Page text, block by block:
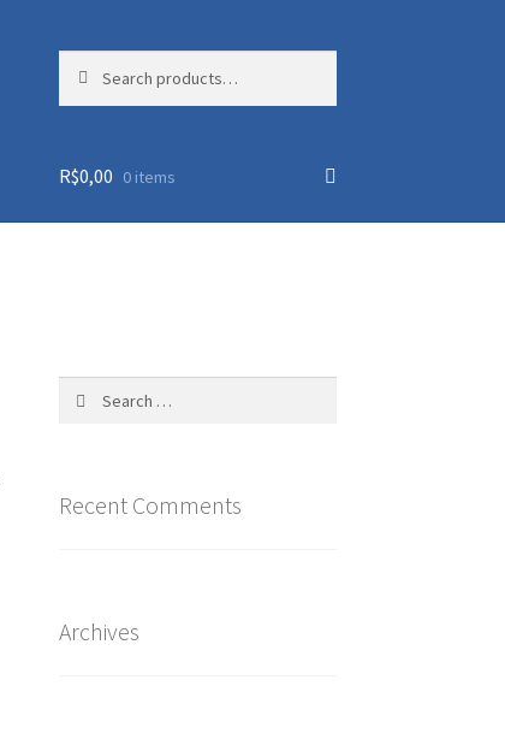
for:
R$0,00 0 items
Recent Comments
Archives